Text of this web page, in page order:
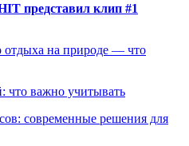
представил клип #1
отдыха на природе — что
что важно учитывать
современные решения для